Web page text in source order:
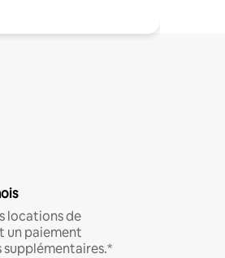
locations de
un paiement
supplémentaires.*